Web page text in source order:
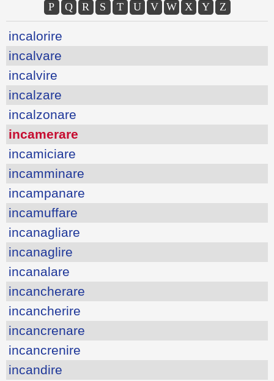
P
Q R S T U V W X Y Z
incalorire
incalvare
incalvire
incalzare
incalzonare
incamerare
incamiciare
incamminare
incampanare
incamuffare
incanagliare
incanaglire
incanalare
incancherare
incancherire
incancrenare
incancrenire
incandire